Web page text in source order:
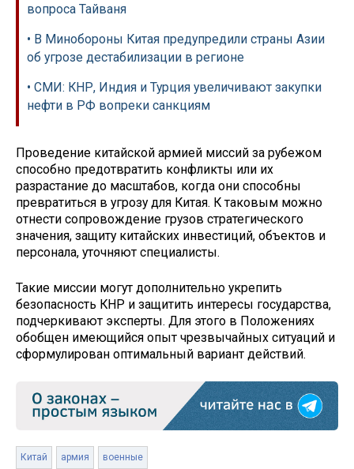
вопроса Тайваня
• В Минобороны Китая предупредили страны Азии
об угрозе дестабилизации в регионе
• СМИ: КНР, Индия и Турция увеличивают закупки
нефти в РФ вопреки санкциям
Проведение китайской армией миссий за рубежом
способно предотвратить конфликты или их
разрастание до масштабов, когда они способны
превратиться в угрозу для Китая. К таковым можно
отнести сопровождение грузов стратегического
значения, защиту китайских инвестиций, объектов и
персонала, уточняют специалисты.
Такие миссии могут дополнительно укрепить
безопасность КНР и защитить интересы государства,
подчеркивают эксперты. Для этого в Положениях
обобщен имеющийся опыт чрезвычайных ситуаций и
сформулирован оптимальный вариант действий.
Китай армия военные